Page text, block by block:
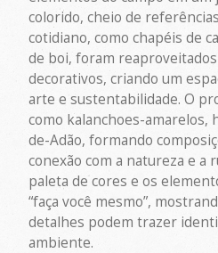
colorido, cheio de
cotidiano, como chapéis de
de boi, foram
decorativos, criando um
arte e sustentabilidade. O
como kalanchoes-amarelos,
de-Adão, formando
conexão com a natureza e a
paleta de cores e os
“faça você mesmo”,
detalhes podem trazer
ambiente.